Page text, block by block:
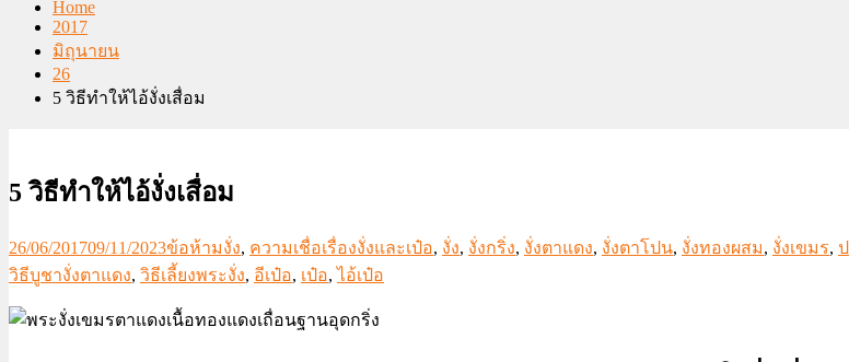
Home
2017
มิถุนายน
26
5 วิธีทำให้ไอ้งั่งเสื่อม
5 วิธีทำให้ไอ้งั่งเสื่อม
26/06/201709/11/2023ข้อห้ามงั่ง, ความเชื่อเรื่องงั่งและเป๋อ, งั่ง, งั่งกริ่ง, งั่งตาแดง, งั่งตาโปน, งั่งทองผสม, งั่งเขมร,
วิธีบูชางั่งตาแดง, วิธีเลี้ยงพระงั่ง, อีเป๋อ, เป๋อ,ไอ้เป๋อ